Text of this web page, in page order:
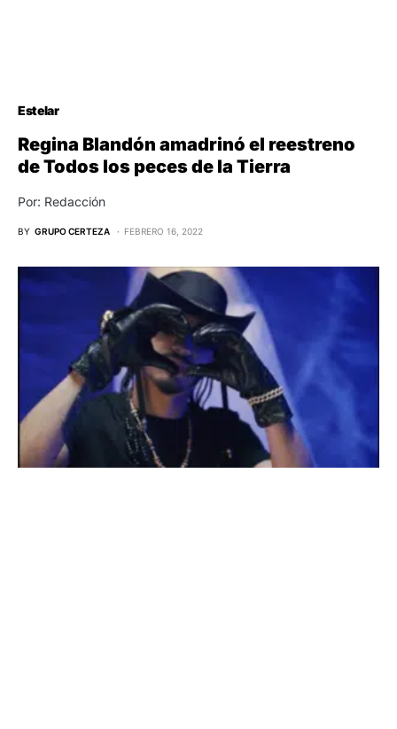
Estelar
Regina Blandón amadrinó el reestreno
de Todos los peces de la Tierra
Por: Redacción
BY GRUPO CERTEZA FEBRERO 16, 2022